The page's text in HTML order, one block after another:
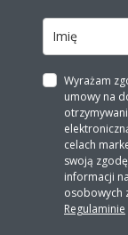
Wyrażam
umowy na
celach
swoją
informacji
osobowych
Regulaminie